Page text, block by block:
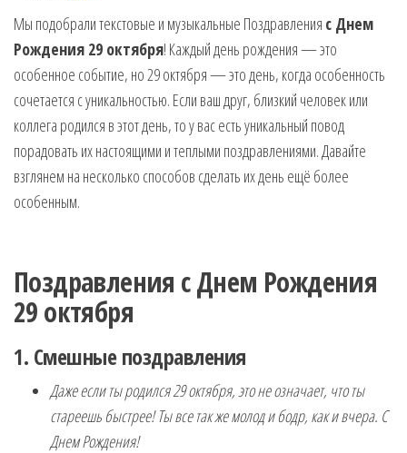
друзей.
Поздравления
в Смс на
телефон,
музыкальные.
Только для
готовые
голосовые
Песни. Самые
Красивые,
пожелания на
каждый день и
безумно
эротичные
сообщения!
Мы подобрали текстовые и музыкальные Поздравления с Днем
Рождения 29 октября! Каждый день рождения — это
особенное событие, но 29 октября — это день, когда особенность
сочетается с уникальностью. Если ваш друг, близкий человек или
коллега родился в этот день, то у вас есть уникальный повод
порадовать их настоящими и теплыми поздравлениями. Давайте
взглянем на несколько способов сделать их день ещё более
особенным.
Поздравления с Днем Рождения
29 октября
1. Смешные поздравления
Даже если ты родился 29 октября, это не означает, что ты
стареешь быстрее! Ты все так же молод и бодр, как и вчера. С
Днем Рождения!